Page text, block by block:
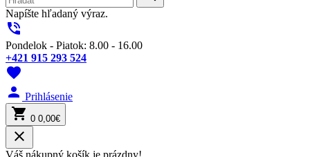
Napíšte hľadaný výraz.
phone_in_talk
Pondelok - Piatok: 8.00 - 16.00
+421 915 293 524
favorite
person Prihlásenie
shopping_cart 0 0,00€
close
Váš nákupný košík je prázdny!